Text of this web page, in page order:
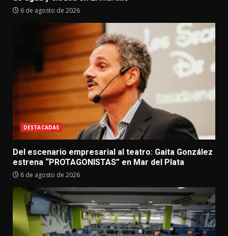
6 de agosto de 2026
DESTACADAS
Del escenario empresarial al teatro: Gaita González
estrena “PROTAGONISTAS” en Mar del Plata
6 de agosto de 2026